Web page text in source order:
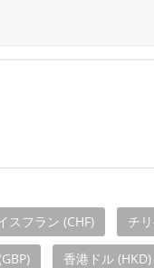
スフラン (CHF) チ
香港ドル (HKD)